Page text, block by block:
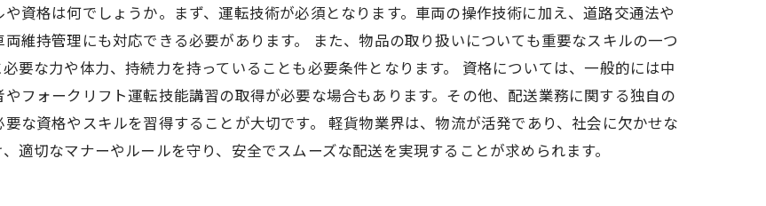
資格は何でしょうか。まず、運転技術が必須となります。車両の操作技術に加え、道路交通法や
維持管理にも対応できる必要があります。 また、物品の取り扱いについても重要なスキルの一つ
要な力や体力、持続力を持っていることも必要条件となります。 資格については、一般的には中
フォークリフト運転技能講習の取得が必要な場合もあります。その他、配送業務に関する独自の
な資格やスキルを習得することが大切です。 軽貨物業界は、物流が活発であり、社会に欠かせな
適切なマナーやルールを守り、安全でスムーズな配送を実現することが求められます。